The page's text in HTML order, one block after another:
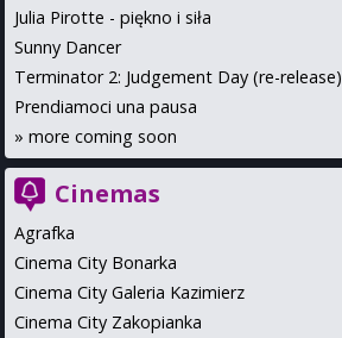
Julia Pirotte - piękno i siła
Sunny Dancer
Terminator 2: Judgement Day (re-release)
Prendiamoci una pausa
» more coming soon
Cinemas
Agrafka
Cinema City Bonarka
Cinema City Galeria Kazimierz
Cinema City Zakopianka